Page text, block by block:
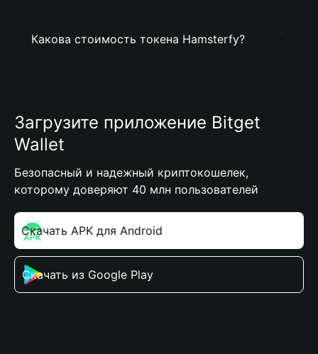
Какова стоимость токена Hamsterfy?
Загрузите приложение Bitget
Wallet
Безопасный и надежный криптокошелек,
которому доверяют 40 млн пользователей
Скачать APK для Android
Скачать из Google Play